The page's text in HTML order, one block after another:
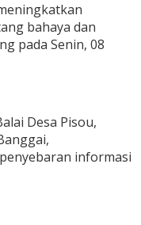
bahaya dan
pada Senin, 08
Desa Pisou,
informasi